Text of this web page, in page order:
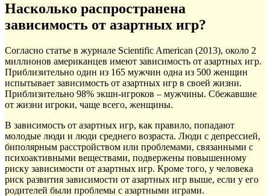
Насколько распространена
зависимость от азартных игр?
Согласно статье в журнале Scientific American (2013), около 2
миллионов американцев имеют зависимость от азартных игр.
Приблизительно один из 165 мужчин одна из 500 женщин
испытывает зависимость от азартных игр в своей жизни.
Приблизительно 98% экшн-игроков – мужчины. Сбежавшие
от жизни игроки, чаще всего, женщины.
В зависимость от азартных игр, как правило, попадают
молодые люди и люди среднего возраста. Люди с депрессией,
биполярным расстройством или проблемами, связанными с
психоактивными веществами, подвержены повышенному
риску зависимости от азартных игр. Кроме того, у человека
риск развития зависимости от азартных игр выше, если у его
родителей были проблемы с азартными играми.